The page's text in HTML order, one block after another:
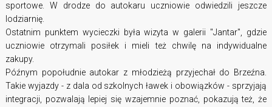
sportowe. W drodze do autokaru uczniowie odwiedzili jeszcze
lodziarnię.
Ostatnim punktem wycieczki była wizyta w galerii "Jantar", gdzie
uczniowie otrzymali posiłek i mieli też chwilę na indywidualne
zakupy.
Późnym popołudnie autokar z młodzieżą przyjechał do Brzeźna.
Takie wyjazdy - z dala od szkolnych ławek i obowiązków - sprzyjają
integracji, pozwalają lepiej się wzajemnie poznać, pokazują też, że